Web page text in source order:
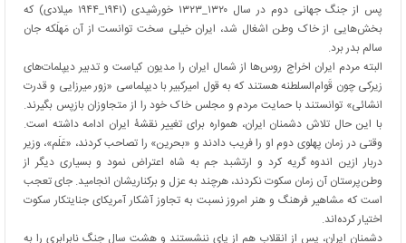
پس از جنگ جهانی دوم در سال ۱۳۲۰_۱۳۲۳ خورشیدی (۱۹۴۱_۱۹۴۴ میلادی) که
بخش‌هایی از خاک وطن اشغال شد، ایران خیلی سخت توانست از آن مَهلَکه جان
سالم بدر برد.
البته مردم ایران اخراج روس‌ها از شمال ایران را مدیون کیاست و تدبیر دیپلمات‌های
زیرکی چون قَوام‌السلطنه هستند که به قول امیرکبیر با دیپلماسی «زور میرزایی و قدرت
انشائی» توانستند با حمایت مردم و مجلس خاک خود را از متجاوزان بازپس بگیرند.
با این حال تلاش دشمنان ایران، همواره برای تغییر نقشۀ ایران ادامه داشته است.
وقتی در زمان پهلوی دوم او را فریب دادند و «بحرین» را تصاحب کردند، «عَلَم»، وزیر
دربار ازین اندوه گریه کرد و ارتشبد جم به شاه اعتراض نمود و بسیاری دیگر از
وطن‌پرستان آن زمان سکوت نکردند، هرچند به عزل و برکناریشان انجامید. جای تعجب
است که مشاهیر فرهنگ و هنر امروز نسبت به تجاوز آشکار آمریکای جنایتکار سکوت
اختیار کرده‌اند.
دشمنان ایران، پس از انقلاب هم از پای ننشستند و هشت سال جنگ نابرابری را به